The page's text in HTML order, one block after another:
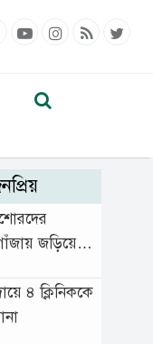
জড়িয়ে
৪ ক্লিনিককে